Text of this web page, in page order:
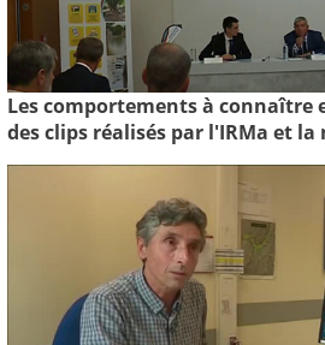
Les comportements à connaître
des clips réalisés par l'IRMa et la